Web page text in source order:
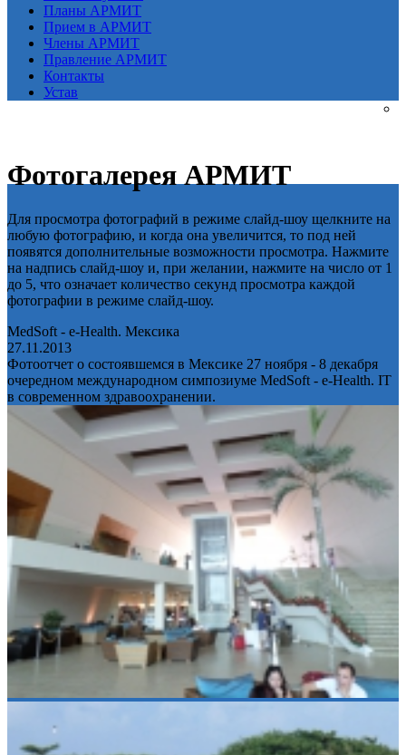
Планы АРМИТ
Прием в АРМИТ
Члены АРМИТ
Правление АРМИТ
Контакты
Устав
Фотогалерея АРМИТ
Для просмотра фотографий в режиме слайд-шоу щелкните на
любую фотографию, и когда она увеличится, то под ней
появятся дополнительные возможности просмотра. Нажмите
на надпись слайд-шоу и, при желании, нажмите на число от 1
до 5, что означает количество секунд просмотра каждой
фотографии в режиме слайд-шоу.
MedSoft - e-Health. Мексика
27.11.2013
Фотоотчет о состоявшемся в Мексике 27 ноября - 8 декабря
очередном международном симпозиуме MedSoft - e-Health. IT
в современном здравоохранении.